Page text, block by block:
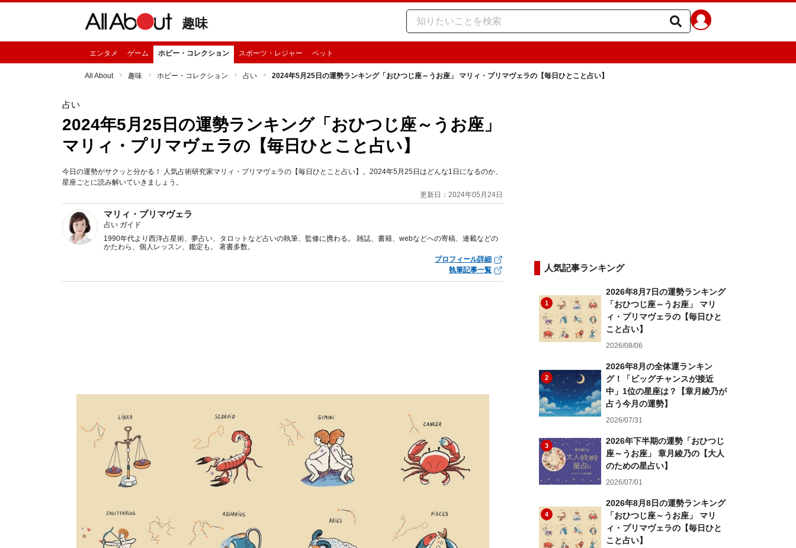
趣味
エンタメ ゲーム ホビー・コレクション スポーツ・レジャー ペット
All About 趣味 ホビー・コレクション 占い 2024年5月25日の運勢ランキング「おひつじ座～うお座」 マリィ・プリマヴェラの【毎日ひとこと占い】
占い
2024年5月25日の運勢ランキング「おひつじ座～うお座」
マリィ・プリマヴェラの【毎日ひとこと占い】
今日の運勢がサクッと分かる！ 人気占術研究家マリィ・プリマヴェラの【毎日ひとこと占い】。2024年5月25日はどんな1日になるのか、
星座ごとに読み解いていきましょう。
更新日：2024年05月24日
マリィ・プリマヴェラ
占い ガイド
1990年代より西洋占星術、夢占い、タロットなど占いの執筆、監修に携わる。 雑誌、書籍、webなどへの寄稿、連載などの
かたわら、個人レッスン、鑑定も。 著書多数。
プロフィール詳細
執筆記事一覧
人気記事ランキング
1
2026年8月7日の運勢ランキング
「おひつじ座～うお座」 マリ
ィ・プリマヴェラの【毎日ひと
こと占い】
2026/08/06
2
2026年8月の全体運ランキン
グ！「ビッグチャンスが接近
中」1位の星座は？【章月綾乃が
占う今月の運勢】
2026/07/31
3
2026年下半期の運勢「おひつじ
座～うお座」 章月綾乃の【大人
のための星占い】
2026/07/01
4
2026年8月8日の運勢ランキング
「おひつじ座～うお座」 マリ
ィ・プリマヴェラの【毎日ひと
こと占い】